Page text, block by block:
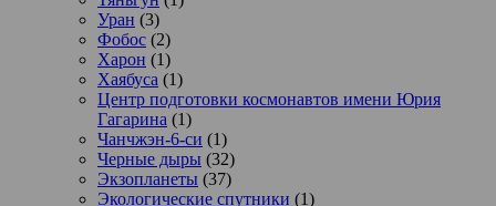
Уран (3)
Фобос (2)
Харон (1)
Хаябуса (1)
Центр подготовки космонавтов имени Юрия
Гагарина (1)
Чанчжэн-6-си (1)
Черные дыры (32)
Экзопланеты (37)
Экологические спутники (1)